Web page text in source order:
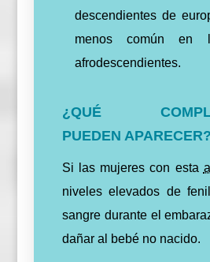
descendientes de
menos común en
afrodescendientes.
¿QUÉ
PUEDEN APARECER?
Si las mujeres con esta
niveles elevados de
sangre durante el
dañar al bebé no nacido.